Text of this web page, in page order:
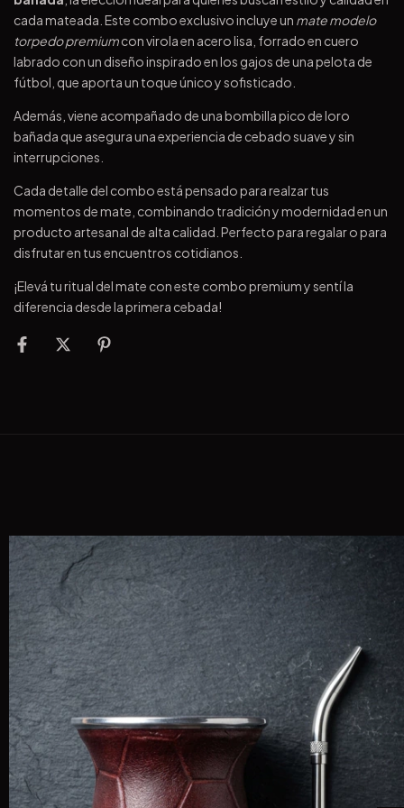
cada mateada. Este combo exclusivo incluye un mate modelo
torpedo premiumcon virola en acero lisa, forrado en cuero
labrado con un diseño inspirado en los gajos de una pelota de
fútbol, que aporta un toque único y sofisticado.
Además, viene acompañado de una bombilla pico de loro
bañada que asegura una experiencia de cebado suave y sin
interrupciones.
Cada detalle del combo está pensado para realzar tus
momentos de mate, combinando tradición y modernidad en un
producto artesanal de alta calidad. Perfecto para regalar o para
disfrutar en tus encuentros cotidianos.
¡Elevá tu ritual del mate con este combo premium y sentí la
diferencia desde la primera cebada!